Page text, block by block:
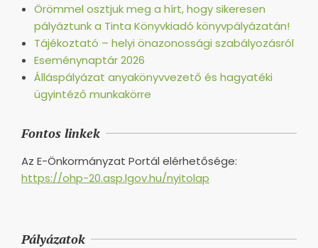
Örömmel osztjuk meg a hírt, hogy sikeresen
pályáztunk a Tinta Könyvkiadó könyvpályázatán!
Tájékoztató – helyi önazonossági szabályozásról
Eseménynaptár 2026
Álláspályázat anyakönyvvezető és hagyatéki
ügyintéző munkakörre
Fontos linkek
Az E-Önkormányzat Portál elérhetősége:
https://ohp-20.asp.lgov.hu/nyitolap
Pályázatok